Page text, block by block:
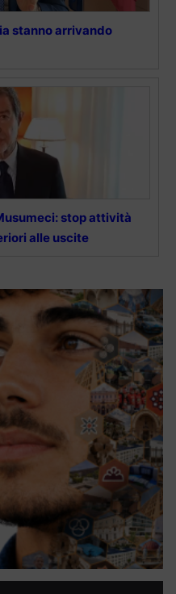
stanno arrivando
stop attività
alle uscite